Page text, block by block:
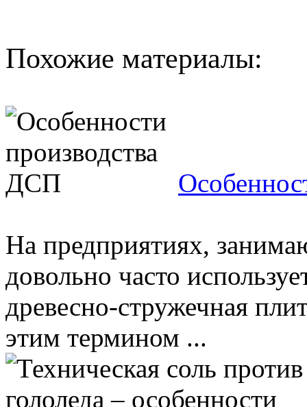
Похожие материалы:
На предприятиях,
довольно часто
древесно-стружечная
этим термином ...